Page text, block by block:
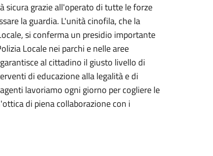
sicura grazie all'operato di tutte le forze
la guardia. L'unità cinofila, che la
si conferma un presidio importante
Locale nei parchi e nelle aree
al cittadino il giusto livello di
di educazione alla legalità e di
lavoriamo ogni giorno per cogliere le
di piena collaborazione con i